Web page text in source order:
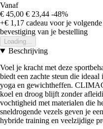
Vanaf
€ 45,00 € 23,44 -48%
+€ 1,17 cadeau voor je
bevestiging van je bestelling
Loading...
Beschrijving
Voel je kracht met deze
biedt een zachte steun die
yoga en gewichtheffen.
koel en droog blijft zonder
vochtigheid met materialen die
sneldrogende vezels geven je
hybride training en veelzijdige